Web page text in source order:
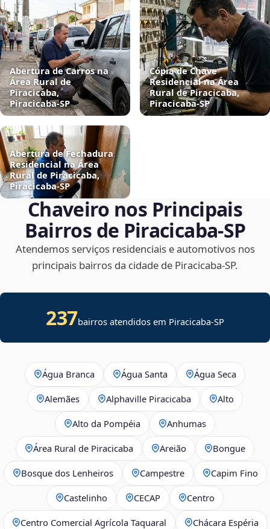
Abertura de Carros na
Área Rural de
Piracicaba,
Piracicaba‑SP
Cópia de Chave
Residencial na Área
Rural de Piracicaba,
Piracicaba‑SP
Abertura de Fechadura
Residencial na Área
Rural de Piracicaba,
Piracicaba‑SP
Chaveiro nos Principais
Bairros de Piracicaba‑SP
Atendemos serviços residenciais e automotivos nos
principais bairros da cidade de Piracicaba‑SP.
237bairros atendidos em Piracicaba-SP
Água Branca Água Santa Água Seca
Alemães Alphaville Piracicaba Alto
Alto da Pompéia Anhumas
Área Rural de Piracicaba Areião Bongue
Bosque dos Lenheiros Campestre Capim Fino
Castelinho CECAP Centro
Centro Comercial Agrícola Taquaral Chácara Espéria